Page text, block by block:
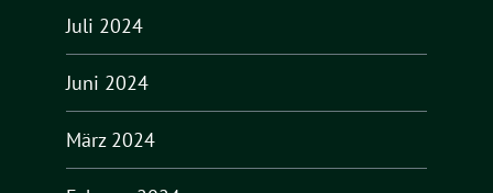
Juli 2024
Juni 2024
März 2024